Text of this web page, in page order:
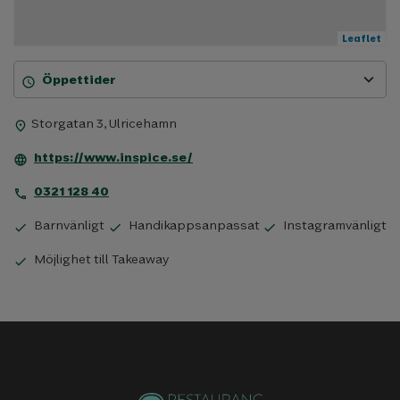
Leaflet
schedule Öppettider expand_more
place Storgatan 3, Ulricehamn
language https://www.inspice.se/
phone 0321 128 40
check Barnvänligt check Handikappsanpassat check Instagramvänligt
check Möjlighet till Takeaway